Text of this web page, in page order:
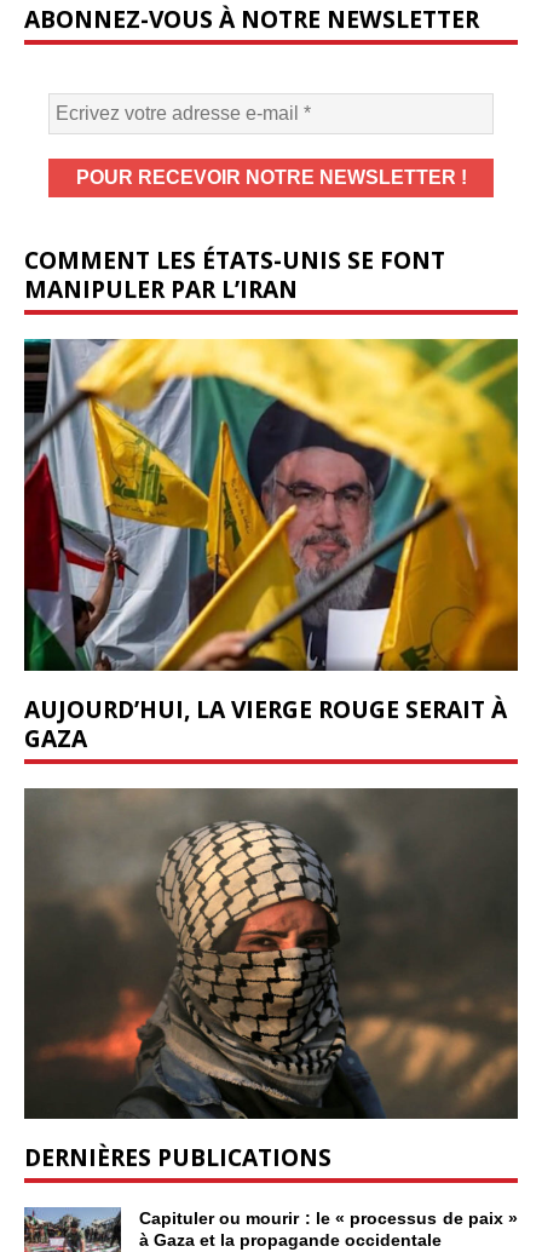
ABONNEZ-VOUS À NOTRE NEWSLETTER
COMMENT LES ÉTATS-UNIS SE FONT
MANIPULER PAR L’IRAN
AUJOURD’HUI, LA VIERGE ROUGE SERAIT À
GAZA
DERNIÈRES PUBLICATIONS
Capituler ou mourir : le « processus de paix »
à Gaza et la propagande occidentale